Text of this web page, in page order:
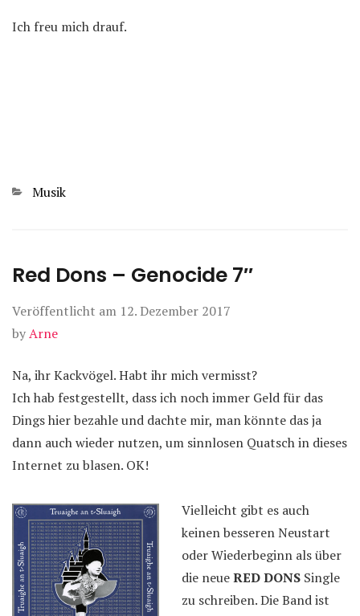
Ich freu mich drauf.
Kategorien
Musik
Red Dons – Genocide 7″
Veröffentlicht am 12. Dezember 2017
byArne
Na, ihr Kackvögel. Habt ihr mich vermisst?
Ich hab festgestellt, dass ich noch immer Geld für das
Dings hier bezahle und dachte mir, man könnte das ja
dann auch wieder nutzen, um sinnlosen Quatsch in dieses
Internet zu blasen. OK!
Vielleicht gibt es auch
keinen besseren Neustart
oder Wiederbeginn als über
die neueRED DONS Single
zu schreiben. Die Band ist